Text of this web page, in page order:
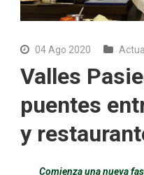
04 Ago 2020
Valles
puentes
y
Comienza una nueva